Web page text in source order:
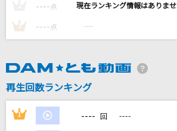
ONE OK ROCK
[生音]君の名は希望
RADWIMPS
---- 点 ----
3 ---- 点 ----
再生回数ランキング
1 ---- 回 ----